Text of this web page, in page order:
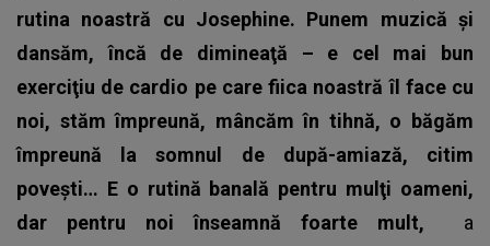
rutina noastră cu Josephine. Punem muzică şi
dansăm, încă de dimineaţă – e cel mai bun
exerciţiu de cardio pe care fiica noastră îl face cu
noi, stăm împreună, mâncăm în tihnă, o băgăm
împreună la somnul de după-amiază, citim
poveşti… E o rutină banală pentru mulţi oameni,
dar pentru noi înseamnă foarte mult,
a